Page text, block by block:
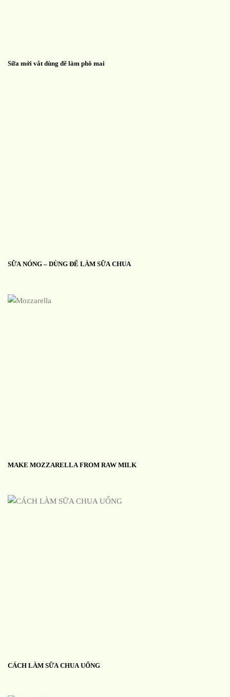
Sữa mới vắt dùng để làm phô mai
SỮA NÓNG – DÙNG ĐỂ LÀM SỮA CHUA
MAKE MOZZARELLA FROM RAW MILK
CÁCH LÀM SỮA CHUA UỐNG